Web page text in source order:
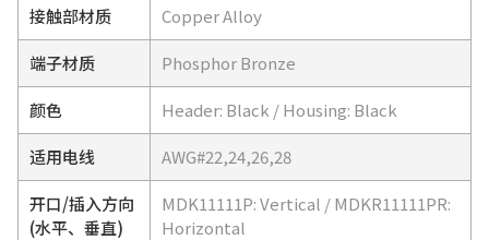
接触部材质 Copper Alloy
端子材质 Phosphor Bronze
颜色 Header: Black / Housing: Black
适用电线 AWG#22,24,26,28
开口/插入方向
(水平、垂直)
MDK11111P: Vertical / MDKR11111PR:
Horizontal